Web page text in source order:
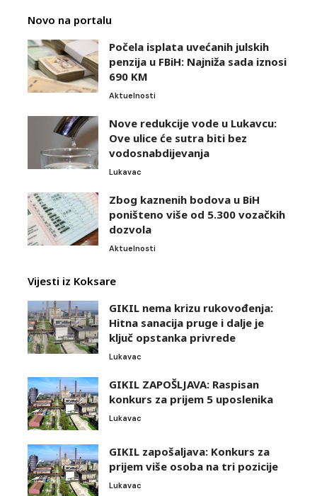
Novo na portalu
Počela isplata uvećanih julskih
penzija u FBiH: Najniža sada iznosi
690 KM
Aktuelnosti
Nove redukcije vode u Lukavcu:
Ove ulice će sutra biti bez
vodosnabdijevanja
Lukavac
Zbog kaznenih bodova u BiH
poništeno više od 5.300 vozačkih
dozvola
Aktuelnosti
Vijesti iz Koksare
GIKIL nema krizu rukovođenja:
Hitna sanacija pruge i dalje je
ključ opstanka privrede
Lukavac
GIKIL ZAPOŠLJAVA: Raspisan
konkurs za prijem 5 uposlenika
Lukavac
GIKIL zapošaljava: Konkurs za
prijem više osoba na tri pozicije
Lukavac